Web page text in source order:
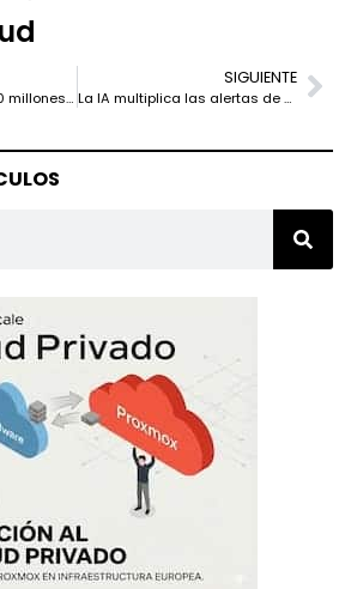
Nearfield levanta 380 millones para medir los chips que moverán la IA
SIGUIENTE
La IA multiplica las alertas de seguridad, pero no todas son urgentes